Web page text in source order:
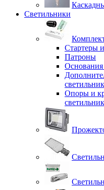
Светильники
Стартеры
Патроны
Опоры и